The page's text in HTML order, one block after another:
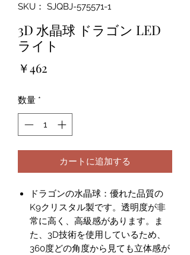
SKU： SJQBJ-575571-1
3D 水晶球 ドラゴン LED
ライト
￥462
数量 *
カートに追加する
ドラゴンの水晶球：優れた品質の
K9クリスタル製です。透明度が非
常に高く、高級感があります。ま
た、3D技術を使用しているため、
360度どの角度から見ても立体感が